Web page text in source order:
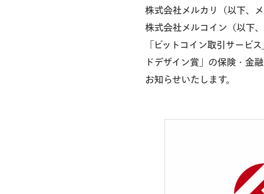
株式会社メルカリ（以下、
株式会社メルコイン（以下
「ビットコイン取引サービ
ドデザイン賞」の保険・金
お知らせいたします。